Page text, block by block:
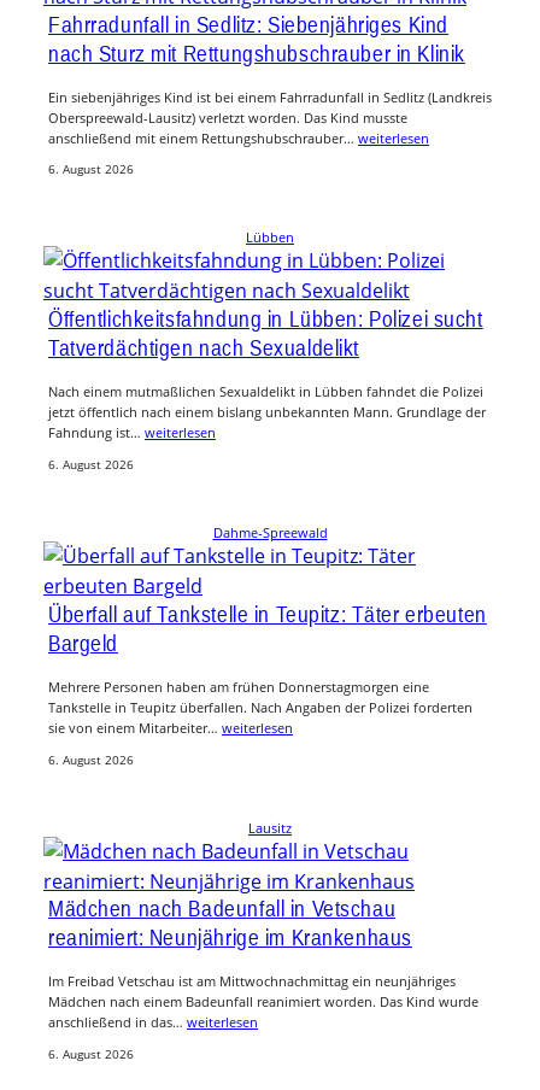
Fahrradunfall in Sedlitz: Siebenjähriges Kind
nach Sturz mit Rettungshubschrauber in Klinik
Ein siebenjähriges Kind ist bei einem Fahrradunfall in Sedlitz (Landkreis
Oberspreewald-Lausitz) verletzt worden. Das Kind musste
anschließend mit einem Rettungshubschrauber… weiterlesen
6. August 2026
Lübben
Öffentlichkeitsfahndung in Lübben: Polizei sucht
Tatverdächtigen nach Sexualdelikt
Nach einem mutmaßlichen Sexualdelikt in Lübben fahndet die Polizei
jetzt öffentlich nach einem bislang unbekannten Mann. Grundlage der
Fahndung ist… weiterlesen
6. August 2026
Dahme-Spreewald
Überfall auf Tankstelle in Teupitz: Täter erbeuten
Bargeld
Mehrere Personen haben am frühen Donnerstagmorgen eine
Tankstelle in Teupitz überfallen. Nach Angaben der Polizei forderten
sie von einem Mitarbeiter… weiterlesen
6. August 2026
Lausitz
Mädchen nach Badeunfall in Vetschau
reanimiert: Neunjährige im Krankenhaus
Im Freibad Vetschau ist am Mittwochnachmittag ein neunjähriges
Mädchen nach einem Badeunfall reanimiert worden. Das Kind wurde
anschließend in das… weiterlesen
6. August 2026